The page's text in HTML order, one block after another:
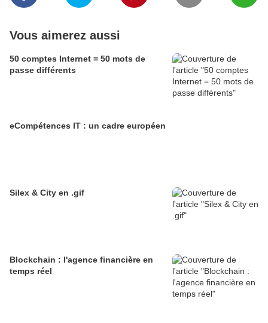
Vous aimerez aussi
50 comptes Internet = 50 mots de
passe différents
eCompétences IT : un cadre européen
Silex & City en .gif
Blockchain : l'agence financière en
temps réel